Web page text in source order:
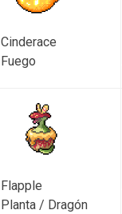
Cinderace
Fuego
Flapple
Planta / Dragón